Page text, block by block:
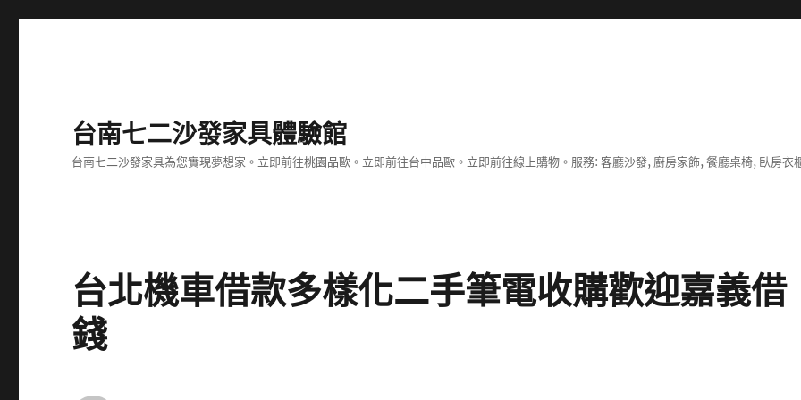
台南七二沙發家具體驗館
台南七二沙發家具為您實現夢想家。立即前往桃園品歐。立即前往台中品歐。立即前往線上購物。服務: 客廳沙發, 廚房家飾, 餐廳桌椅, 臥房衣
台北機車借款多樣化二手筆電收購歡迎嘉義借
錢